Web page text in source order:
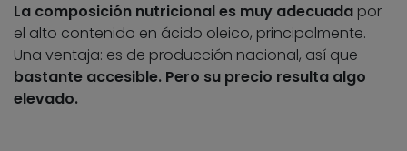
La composición nutricional es muy adecuada por
el alto contenido en ácido oleico, principalmente.
Una ventaja: es de producción nacional, así que
bastante accesible. Pero su precio resulta algo
elevado.